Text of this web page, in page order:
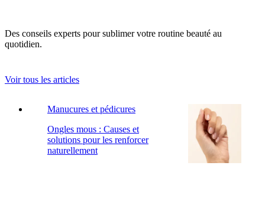
Des conseils experts pour sublimer votre routine beauté au
quotidien.
Voir tous les articles
Manucures et pédicures
Ongles mous : Causes et
solutions pour les renforcer
naturellement